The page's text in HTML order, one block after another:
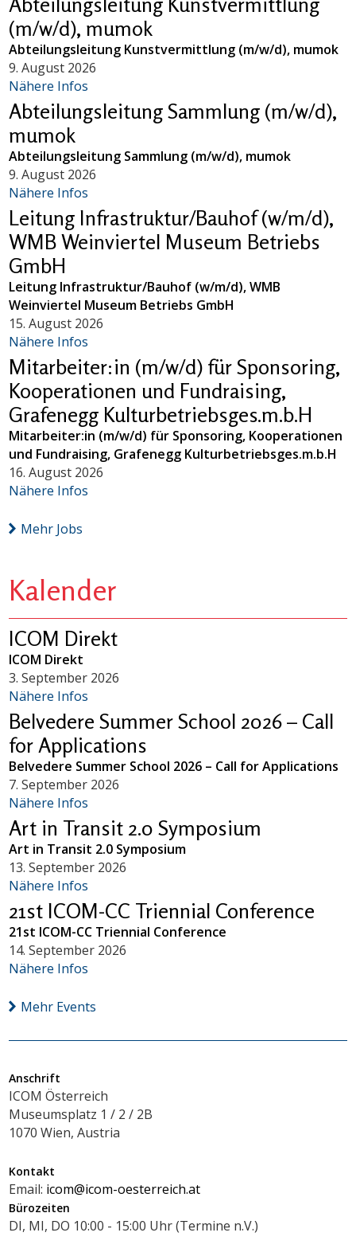
(m/w/d), mumok
Abteilungsleitung Kunstvermittlung (m/w/d), mumok
9. August 2026
Nähere Infos
Abteilungsleitung Sammlung (m/w/d),
mumok
Abteilungsleitung Sammlung (m/w/d), mumok
9. August 2026
Nähere Infos
Leitung Infrastruktur/Bauhof (w/m/d),
WMB Weinviertel Museum Betriebs
GmbH
Leitung Infrastruktur/Bauhof (w/m/d), WMB
Weinviertel Museum Betriebs GmbH
15. August 2026
Nähere Infos
Mitarbeiter:in (m/w/d) für Sponsoring,
Kooperationen und Fundraising,
Grafenegg Kulturbetriebsges.m.b.H
Mitarbeiter:in (m/w/d) für Sponsoring, Kooperationen
und Fundraising, Grafenegg Kulturbetriebsges.m.b.H
16. August 2026
Nähere Infos
Mehr Jobs
Kalender
ICOM Direkt
ICOM Direkt
3. September 2026
Nähere Infos
Belvedere Summer School 2026 – Call
for Applications
Belvedere Summer School 2026 – Call for Applications
7. September 2026
Nähere Infos
Art in Transit 2.0 Symposium
Art in Transit 2.0 Symposium
13. September 2026
Nähere Infos
21st ICOM-CC Triennial Conference
21st ICOM-CC Triennial Conference
14. September 2026
Nähere Infos
Mehr Events
Anschrift
ICOM Österreich
Museumsplatz 1 / 2 / 2B
1070 Wien, Austria
Kontakt
Email: icom@icom-oesterreich.at
Bürozeiten
DI, MI, DO 10:00 - 15:00 Uhr (Termine n.V.)